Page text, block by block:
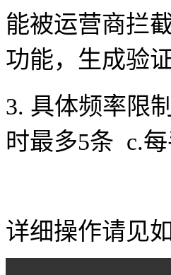
能被运营商拦
功能，生成验
3. 具体频率限
时最多5条 c.
详细操作请见